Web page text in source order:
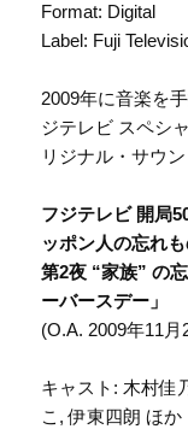
Format: Digital
Label: Fuji
2009年に音楽を
ジテレビ スペシ
リジナル・サウ
フジテレビ 開局
ッポン人の忘れも
第2夜 “家族” の
ーバースデー」
(O.A. 2009年11月
キャスト: 木村佳
こ, 伊東四朗 ほか